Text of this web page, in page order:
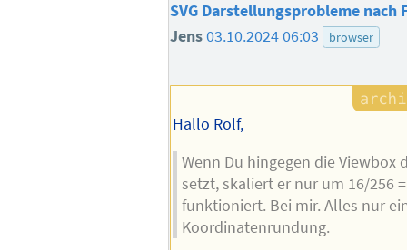
SVG Darstellungsprobleme nach
Jens03.10.2024 06:03 browser
Hallo Rolf,
Wenn Du hingegen die Viewbox
setzt, skaliert er nur um 16/256
funktioniert. Bei mir. Alles nur
Koordinatenrundung.